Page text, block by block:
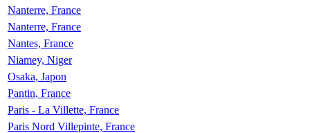
Nanterre, France
Nanterre, France
Nantes, France
Niamey, Niger
Osaka, Japon
Pantin, France
Paris - La Villette, France
Paris Nord Villepinte, France